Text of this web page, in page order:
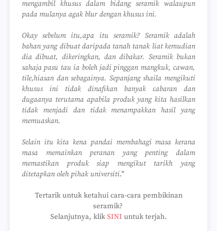
mengambil khusus dalam bidang seramik walaupun
pada mulanya agak blur dengan khusus ini.
Okay sebelum itu,apa itu seramik? Seramik adalah
bahan yang dibuat daripada tanah tanak liat kemudian
dia dibuat, dikeringkan, dan dibakar. Seramik bukan
sahaja pasu tau ia boleh jadi pinggan mangkuk, cawan,
tile,hiasan dan sebagainya. Sepanjang shaila mengikuti
khusus ini tidak dinafikan banyak cabaran dan
dugaanya terutama apabila produk yang kita hasilkan
tidak menjadi dan tidak menampakkan hasil yang
memuaskan.
Selain itu kita kena pandai membahagi masa kerana
masa memainkan peranan yang penting dalam
memastikan produk siap mengikut tarikh yang
ditetapkan oleh pihak universiti."
Tertarik untuk ketahui cara-cara pembikinan
seramik?
Selanjutnya, klik SINI untuk terjah.